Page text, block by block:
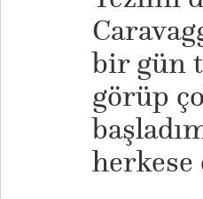
bir gün
görüp
herkese